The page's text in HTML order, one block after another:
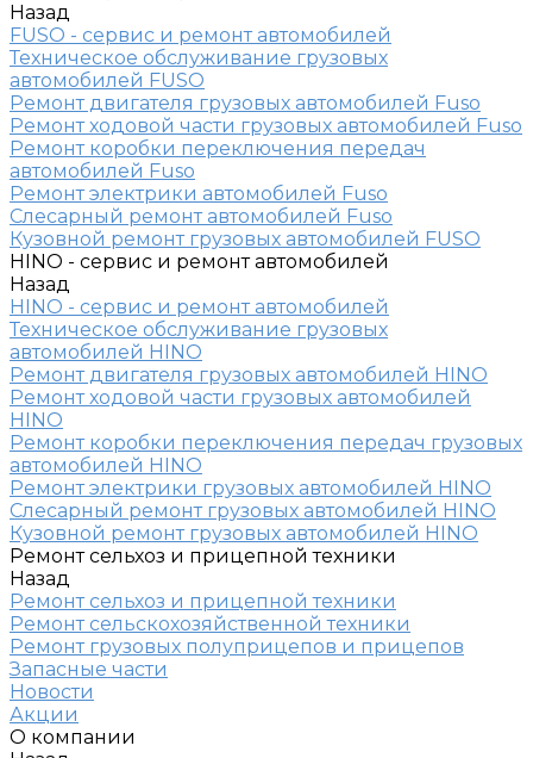
Назад
FUSO - сервис и ремонт автомобилей
Техническое обслуживание грузовых
автомобилей FUSO
Ремонт двигателя грузовых автомобилей Fuso
Ремонт ходовой части грузовых автомобилей Fuso
Ремонт коробки переключения передач
автомобилей Fuso
Ремонт электрики автомобилей Fuso
Слесарный ремонт автомобилей Fuso
Кузовной ремонт грузовых автомобилей FUSO
HINO - сервис и ремонт автомобилей
Назад
HINO - сервис и ремонт автомобилей
Техническое обслуживание грузовых
автомобилей HINO
Ремонт двигателя грузовых автомобилей HINO
Ремонт ходовой части грузовых автомобилей
HINO
Ремонт коробки переключения передач грузовых
автомобилей HINO
Ремонт электрики грузовых автомобилей HINO
Слесарный ремонт грузовых автомобилей HINO
Кузовной ремонт грузовых автомобилей HINO
Ремонт сельхоз и прицепной техники
Назад
Ремонт сельхоз и прицепной техники
Ремонт сельскохозяйственной техники
Ремонт грузовых полуприцепов и прицепов
Запасные части
Новости
Акции
О компании